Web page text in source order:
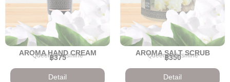
AROMA HAND CREAM
Queen of Jasmine
฿375
Detail
AROMA SALT SCRUB
Queen of Jasmine
฿350
Detail